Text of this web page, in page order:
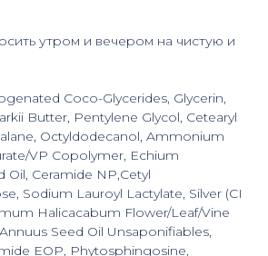
утром и вечером на чистую и
Coco-Glycerides, Glycerin,
Butter, Pentylene Glycol, Cetearyl
Octyldodecanol, Ammonium
VP Copolymer, Echium
Oil, Ceramide NP,Cetyl
Sodium Lauroyl Lactylate, Silver (CI
Halicacabum Flower/Leaf/Vine
Seed Oil Unsaponifiables,
EOP, Phytosphingosine,